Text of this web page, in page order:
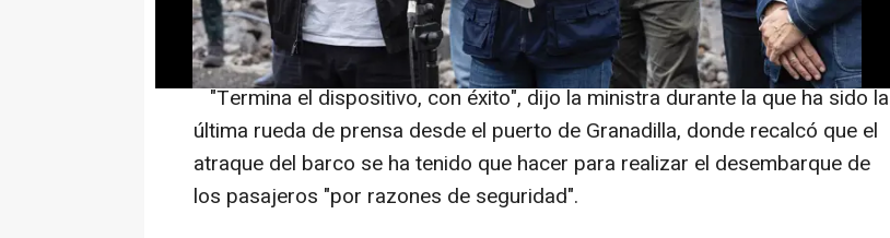
transparencia y con humanidad. Y eso es un orgullo de país", aseveró.
"Termina el dispositivo, con éxito", dijo la ministra durante la que ha sido la
última rueda de prensa desde el puerto de Granadilla, donde recalcó que el
atraque del barco se ha tenido que hacer para realizar el desembarque de
los pasajeros "por razones de seguridad".